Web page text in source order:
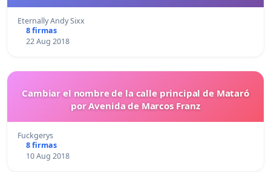
Eternally Andy Sixx
8 firmas
22 Aug 2018
Cambiar el nombre de la calle principal de Mataró
por Avenida de Marcos Franz
Fuckgerys
8 firmas
10 Aug 2018